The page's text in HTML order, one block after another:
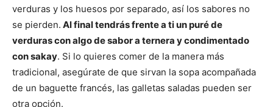
verduras y los huesos por separado, así los sabores no
se pierden. Al final tendrás frente a ti un puré de
verduras con algo de sabor a ternera y condimentado
con sakay. Si lo quieres comer de la manera más
tradicional, asegúrate de que sirvan la sopa acompañada
de un baguette francés, las galletas saladas pueden ser
otra opción.